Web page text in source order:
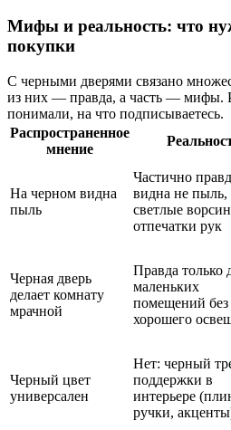
Мифы и реальность: что
покупки
С черными дверями связано
из них — правда, а часть — мифы.
понимали, на что подписываетесь.
Распространенное
мнение
На черном видна
пыль
Частично
видна не пыль,
светлые
отпечатки рук
Черная дверь
делает комнату
мрачной
Правда только
маленьких
помещений без
хорошего
Черный цвет
универсален
Нет: черный
поддержки в
интерьере
ручки,